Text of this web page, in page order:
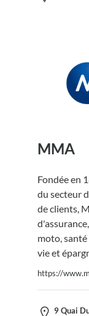
MMA
Fondée en
du secteur
de clients,
moto,
vie et
https://
9 Quai